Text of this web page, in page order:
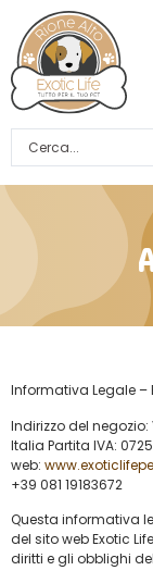
Informativa Legale –
Indirizzo del negozio:
Italia Partita IVA:
web:
+39 081 19183672
Questa informativa
del sito web Exotic
diritti e gli obblighi